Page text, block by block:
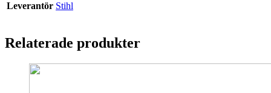
Leverantör Stihl
Relaterade produkter